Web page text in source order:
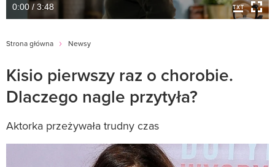
0:00 / 3:48
Strona główna Newsy
Kisio pierwszy raz o chorobie.
Dlaczego nagle przytyła?
Aktorka przeżywała trudny czas